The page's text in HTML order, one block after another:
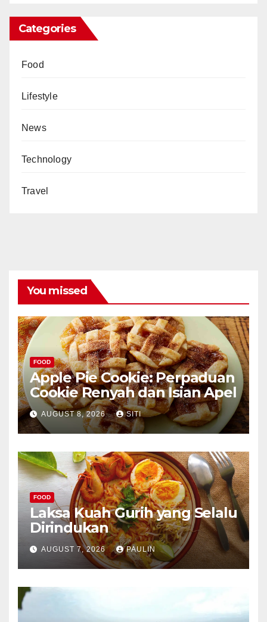
Categories
Food
Lifestyle
News
Technology
Travel
You missed
FOOD
Apple Pie Cookie: Perpaduan
Cookie Renyah dan Isian Apel
AUGUST 8, 2026 SITI
FOOD
Laksa Kuah Gurih yang Selalu
Dirindukan
AUGUST 7, 2026 PAULIN